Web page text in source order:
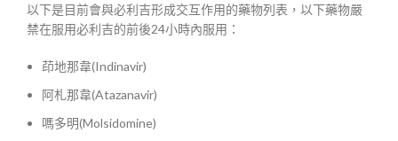
以下是目前會與必利吉形成交互作用的藥物列表，以下藥物嚴
禁在服用必利吉的前後24小時內服用：
茚地那韋(Indinavir)
阿札那韋(Atazanavir)
嗎多明(Molsidomine)